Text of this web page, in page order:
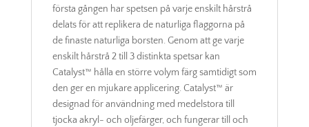
första gången har spetsen på varje enskilt hårstrå
delats för att replikera de naturliga flaggorna på
de finaste naturliga borsten. Genom att ge varje
enskilt hårstrå 2 till 3 distinkta spetsar kan
Catalyst™ hålla en större volym färg samtidigt som
den ger en mjukare applicering. Catalyst™ är
designad för användning med medelstora till
tjocka akryl- och oljefärger, och fungerar till och